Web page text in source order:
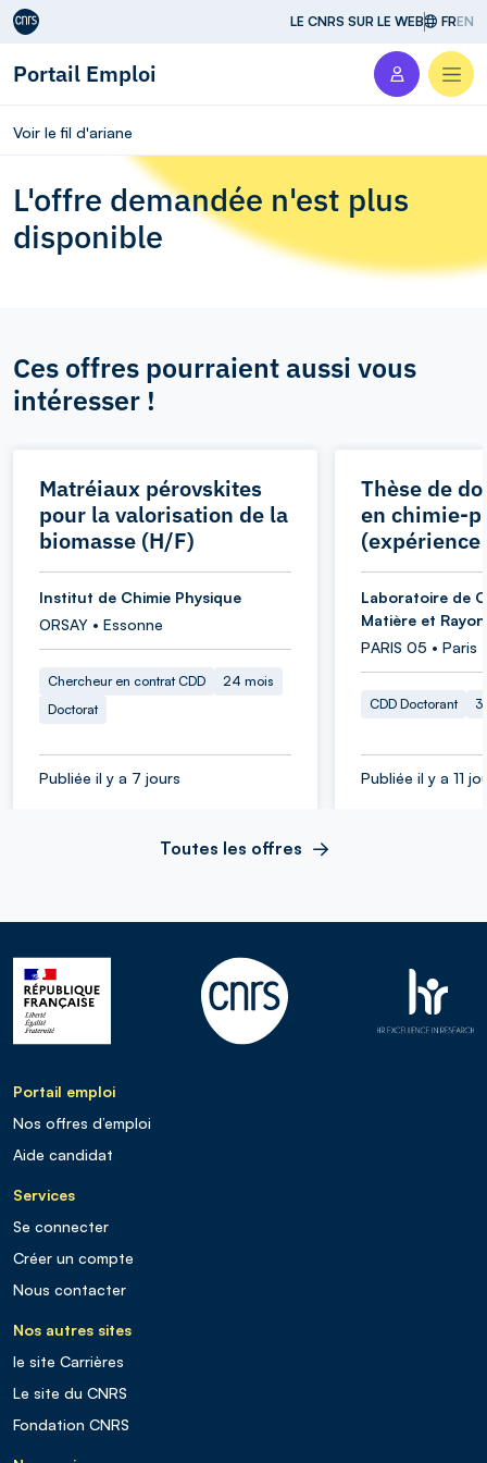
Aller au contenu LE CNRS SUR LE WEB FREN
Portail Emploi
Voir le fil d'ariane
L'offre demandée n'est plus
disponible
Ces offres pourraient aussi vous
intéresser !
Matréiaux pérovskites
pour la valorisation de la
biomasse (H/F)
Institut de Chimie Physique
ORSAY • Essonne
Chercheur en contrat CDD
24 mois
Doctorat
Publiée il y a 7 jours
Thèse de
en chimie-
Laboratoire de
Matière et
PARIS 05 • Paris
CDD Doctorant
Publiée il y a 11
Toutes les offres
Portail emploi
Nos offres d’emploi
Aide candidat
Services
Se connecter
Créer un compte
Nous contacter
Nos autres sites
le site Carrières
Le site du CNRS
Fondation CNRS